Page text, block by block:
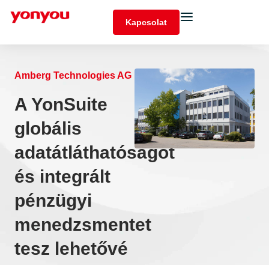
Kapcsolat
Amberg Technologies AG
A YonSuite
globális
adatátláthatóságot
és integrált
pénzügyi
menedzsmentet
tesz lehetővé